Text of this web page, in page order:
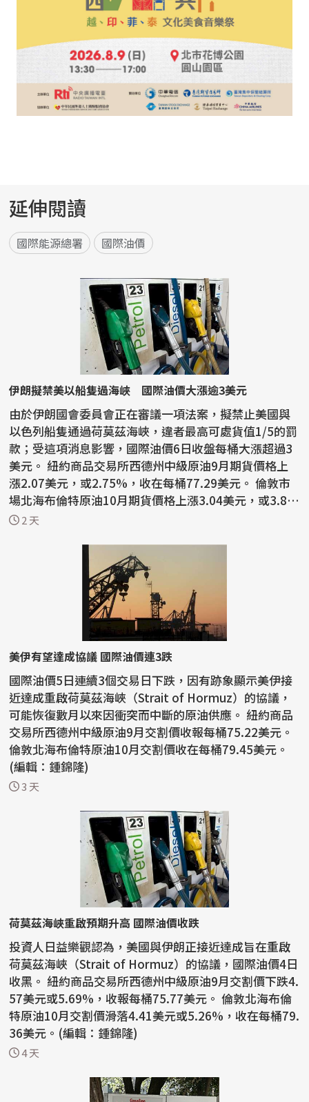
延伸閱讀
國際能源總署 國際油價
伊朗擬禁美以船隻過海峽 國際油價大漲逾3美元
由於伊朗國會委員會正在審議一項法案，擬禁止美國與
以色列船隻通過荷莫茲海峽，違者最高可處貨值1/5的罰
款；受這項消息影響，國際油價6日收盤每桶大漲超過3
美元。 紐約商品交易所西德州中級原油9月期貨價格上
漲2.07美元，或2.75%，收在每桶77.29美元。 倫敦市
場北海布倫特原油10月期貨價格上漲3.04美元，或3.8
3%，...
2 天
美伊有望達成協議 國際油價連3跌
國際油價5日連續3個交易日下跌，因有跡象顯示美伊接
近達成重啟荷莫茲海峽（Strait of Hormuz）的協議，
可能恢復數月以來因衝突而中斷的原油供應。 紐約商品
交易所西德州中級原油9月交割價收報每桶75.22美元。
倫敦北海布倫特原油10月交割價收在每桶79.45美元。
(編輯：鍾錦隆)
3 天
荷莫茲海峽重啟預期升高 國際油價收跌
投資人日益樂觀認為，美國與伊朗正接近達成旨在重啟
荷莫茲海峽（Strait of Hormuz）的協議，國際油價4日
收黑。 紐約商品交易所西德州中級原油9月交割價下跌4.
57美元或5.69%，收報每桶75.77美元。 倫敦北海布倫
特原油10月交割價滑落4.41美元或5.26%，收在每桶79.
36美元。(編輯：鍾錦隆)
4 天